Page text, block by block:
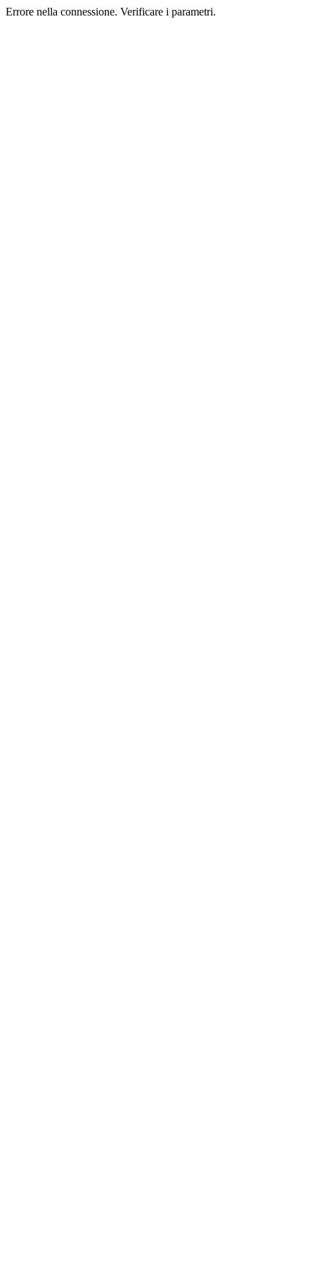
Errore nella connessione. Verificare i parametri.